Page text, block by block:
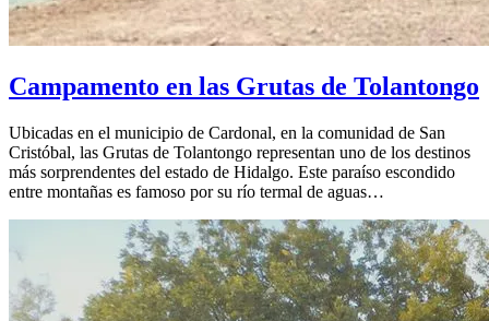
Campamento en las Grutas de Tolantongo
Ubicadas en el municipio de Cardonal, en la comunidad de San
Cristóbal, las Grutas de Tolantongo representan uno de los destinos
más sorprendentes del estado de Hidalgo. Este paraíso escondido
entre montañas es famoso por su río termal de aguas…